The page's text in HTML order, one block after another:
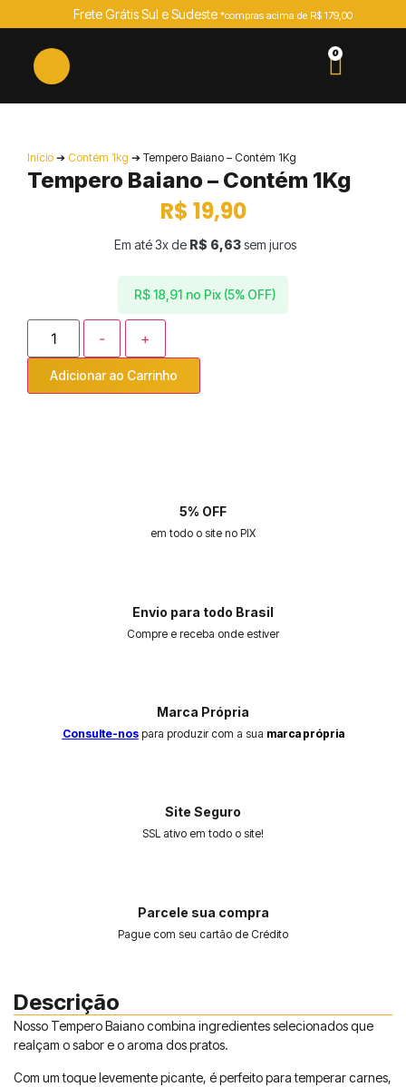
Frete Grátis Sul e Sudeste*compras acima de R$ 179,00
0
Início ➔ Contém 1kg ➔ Tempero Baiano – Contém 1Kg
Tempero Baiano – Contém 1Kg
R$ 19,90
R$18,91 no Pix (5% OFF)
Em até 3x de R$ 6,63sem juros
- +
Adicionar ao Carrinho
5% OFF
em todo o site no PIX
Envio para todo Brasil
Compre e receba onde estiver
Marca Própria
Consulte-nospara produzir com a sua marca própria
Site Seguro
SSL ativo em todo o site!
Parcele sua compra
Pague com seu cartão de Crédito
Descrição
Nosso Tempero Baiano combina ingredientes selecionados que
realçam o sabor e o aroma dos pratos.
Com um toque levemente picante, é perfeito para temperar carnes,